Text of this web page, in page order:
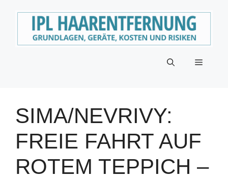
Menü
SIMA/NEVRIVY:
FREIE FAHRT AUF
ROTEM TEPPICH –